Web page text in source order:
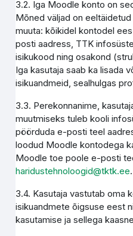
3.2. Iga Moodle konto on
Mõned väljad on
muuta: kõikidel kontodel
posti aadress, TTK
isikukood ning osakond
Iga kasutaja saab ka lisada
isikuandmeid, sealhulgas
3.3. Perekonnanime,
muutmiseks tuleb kooli
pöörduda e-posti teel
loodud Moodle kontodega
Moodle toe poole e-posti
haridustehnoloogid@tktk.ee.
3.4. Kasutaja vastutab oma
isikuandmete õigsuse eest
kasutamise ja sellega